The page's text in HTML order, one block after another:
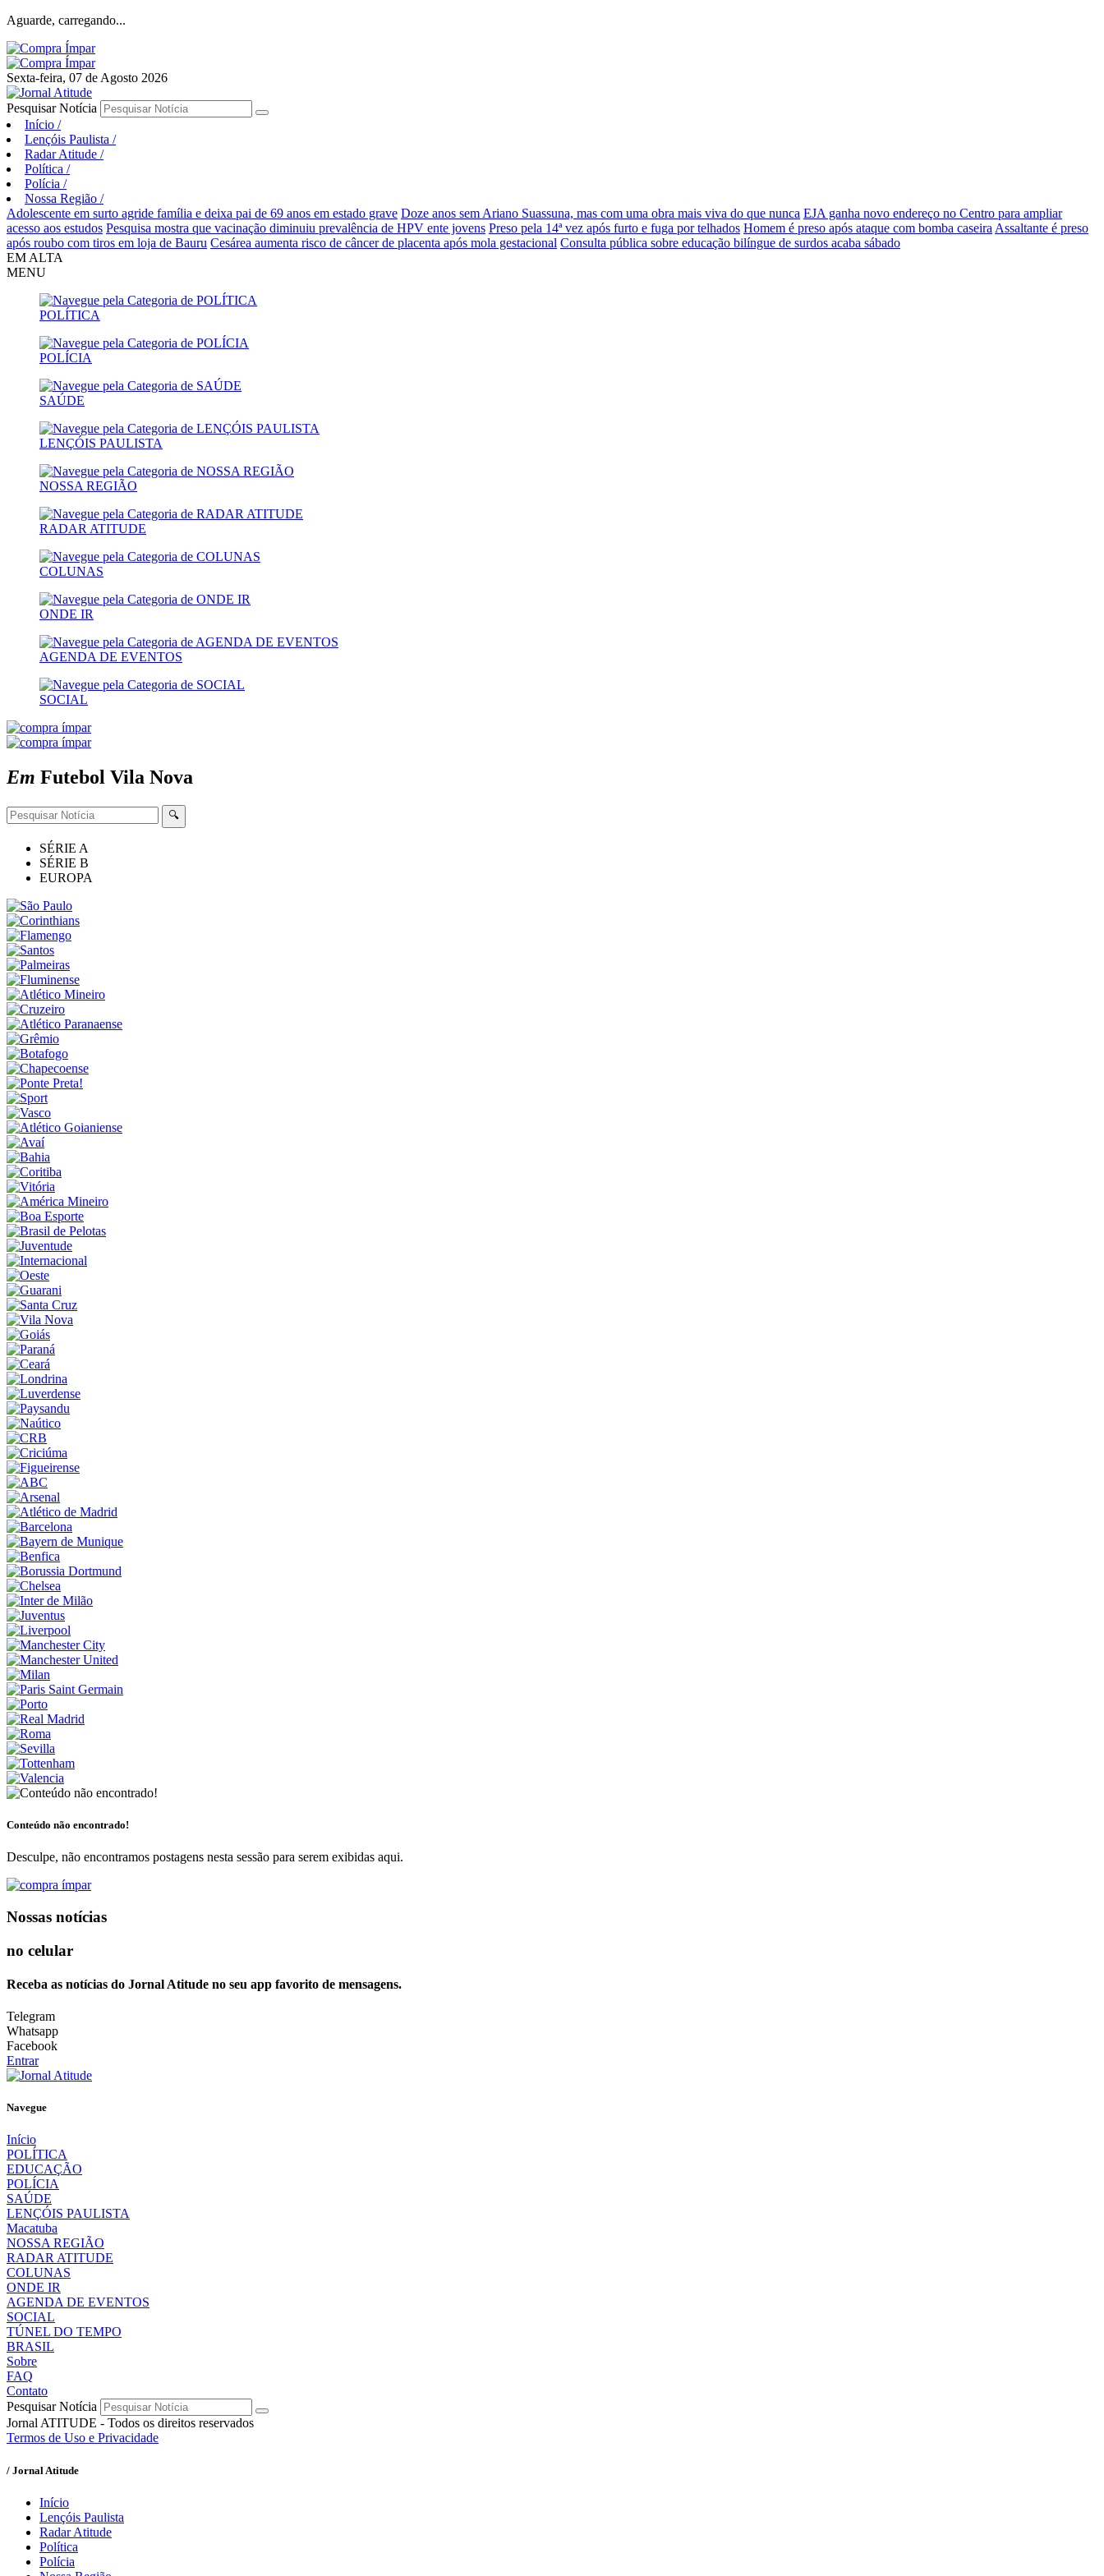
Aguarde, carregando...
Sexta-feira, 07 de Agosto 2026
Pesquisar Notícia
Início /
Lençóis Paulista /
Radar Atitude /
Política /
Polícia /
Nossa Região /
Adolescente em surto agride família e deixa pai de 69 anos em estado grave Doze anos sem Ariano Suassuna, mas com uma obra mais viva do que nunca EJA ganha novo endereço no Centro para ampliar
acesso aos estudos Pesquisa mostra que vacinação diminuiu prevalência de HPV ente jovens Preso pela 14ª vez após furto e fuga por telhados Homem é preso após ataque com bomba caseira Assaltante é preso
após roubo com tiros em loja de Bauru Cesárea aumenta risco de câncer de placenta após mola gestacional Consulta pública sobre educação bilíngue de surdos acaba sábado
EM ALTA
MENU
POLÍTICA
POLÍCIA
SAÚDE
LENÇÓIS PAULISTA
NOSSA REGIÃO
RADAR ATITUDE
COLUNAS
ONDE IR
AGENDA DE EVENTOS
SOCIAL
Em Futebol Vila Nova
🔍
SÉRIE A
SÉRIE B
EUROPA
Conteúdo não encontrado!
Desculpe, não encontramos postagens nesta sessão para serem exibidas aqui.
Nossas notícias
no celular
Receba as notícias do Jornal Atitude no seu app favorito de mensagens.
Telegram
Whatsapp
Facebook
Entrar
Navegue
Início
POLÍTICA
EDUCAÇÃO
POLÍCIA
SAÚDE
LENÇÓIS PAULISTA
Macatuba
NOSSA REGIÃO
RADAR ATITUDE
COLUNAS
ONDE IR
AGENDA DE EVENTOS
SOCIAL
TÚNEL DO TEMPO
BRASIL
Sobre
FAQ
Contato
Pesquisar Notícia
Jornal ATITUDE - Todos os direitos reservados
Termos de Uso e Privacidade
/ Jornal Atitude
Início
Lençóis Paulista
Radar Atitude
Política
Polícia